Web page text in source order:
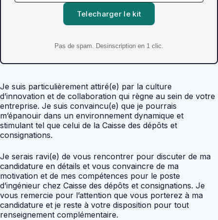
Telecharger le kit
Pas de spam. Desinscription en 1 clic.
Je suis particulièrement attiré(e) par la culture
d’innovation et de collaboration qui règne au sein de votre
entreprise. Je suis convaincu(e) que je pourrais
m’épanouir dans un environnement dynamique et
stimulant tel que celui de la Caisse des dépôts et
consignations.
Je serais ravi(e) de vous rencontrer pour discuter de ma
candidature en détails et vous convaincre de ma
motivation et de mes compétences pour le poste
d’ingénieur chez Caisse des dépôts et consignations. Je
vous remercie pour l’attention que vous porterez à ma
candidature et je reste à votre disposition pour tout
renseignement complémentaire.